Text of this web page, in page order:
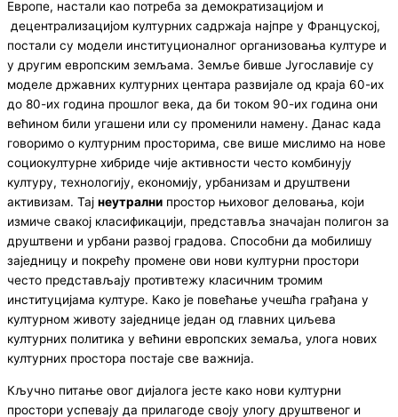
Европе, настали као потреба за демократизацијом и
децентрализацијом културних садржаја најпре у Француској,
постали су модели институционалног организовања културе и
у другим европским земљама. Земље бивше Југославије су
моделе државних културних центара развијале од краја 60-их
до 80-их година прошлог века, да би током 90-их година они
већином били угашени или су променили намену. Данас када
говоримо о културним просторима, све више мислимо на нове
социокултурне хибриде чије активности често комбинују
културу, технологију, економију, урбанизам и друштвени
активизам. Тај неутрални простор њиховог деловања, који
измиче свакој класификацији, представља значајан полигон за
друштвени и урбани развој градова. Способни да мобилишу
заједницу и покрећу промене ови нови културни простори
често представљају противтежу класичним тромим
институцијама културе. Како је повећање учешћа грађана у
културном животу заједнице један од главних циљева
културних политика у већини европских земаља, улога нових
културних простора постаје све важнија.
Кључно питање овог дијалога јесте како нови културни
простори успевају да прилагоде своју улогу друштвеног и